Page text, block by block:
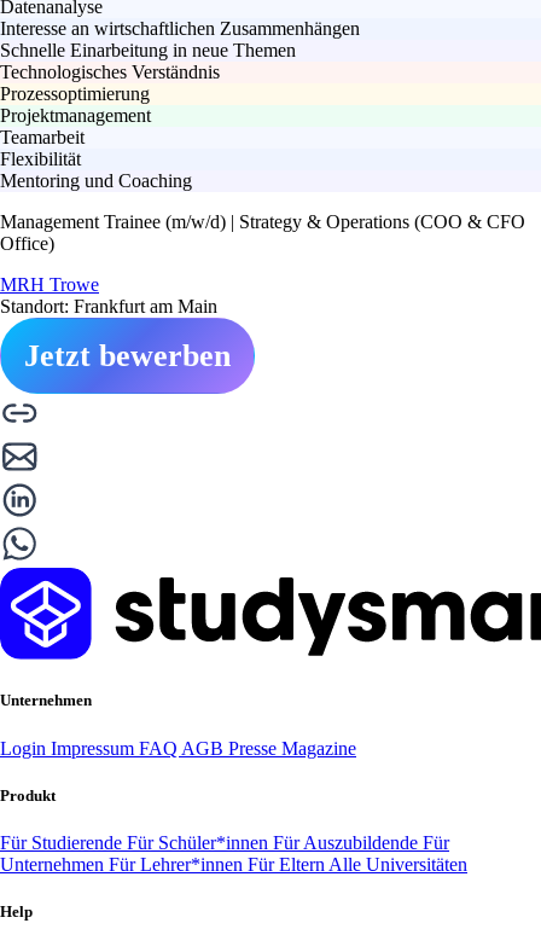
Datenanalyse
Interesse an wirtschaftlichen Zusammenhängen
Schnelle Einarbeitung in neue Themen
Technologisches Verständnis
Prozessoptimierung
Projektmanagement
Teamarbeit
Flexibilität
Mentoring und Coaching
Management Trainee (m/w/d) | Strategy & Operations (COO & CFO
Office)
MRH Trowe
Standort: Frankfurt am Main
Jetzt bewerben
Unternehmen
Login Impressum FAQ AGB Presse Magazine
Produkt
Für Studierende Für Schüler*innen Für Auszubildende Für
Unternehmen Für Lehrer*innen Für Eltern Alle Universitäten
Help